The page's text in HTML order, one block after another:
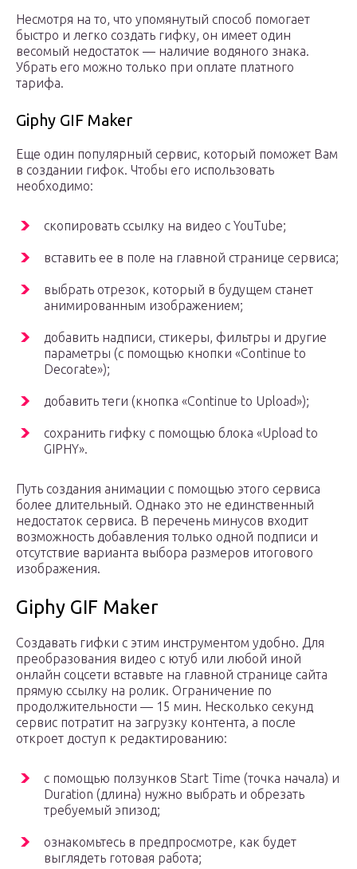
Несмотря на то, что упомянутый способ помогает
быстро и легко создать гифку, он имеет один
весомый недостаток — наличие водяного знака.
Убрать его можно только при оплате платного
тарифа.
Giphy GIF Maker
Еще один популярный сервис, который поможет Вам
в создании гифок. Чтобы его использовать
необходимо:
скопировать ссылку на видео с YouTube;
вставить ее в поле на главной странице сервиса;
выбрать отрезок, который в будущем станет
анимированным изображением;
добавить надписи, стикеры, фильтры и другие
параметры (с помощью кнопки «Continue to
Decorate»);
добавить теги (кнопка «Continue to Upload»);
сохранить гифку с помощью блока «Upload to
GIPHY».
Путь создания анимации с помощью этого сервиса
более длительный. Однако это не единственный
недостаток сервиса. В перечень минусов входит
возможность добавления только одной подписи и
отсутствие варианта выбора размеров итогового
изображения.
Giphy GIF Maker
Создавать гифки с этим инструментом удобно. Для
преобразования видео с ютуб или любой иной
онлайн соцсети вставьте на главной странице сайта
прямую ссылку на ролик. Ограничение по
продолжительности — 15 мин. Несколько секунд
сервис потратит на загрузку контента, а после
откроет доступ к редактированию:
с помощью ползунков Start Time (точка начала) и
Duration (длина) нужно выбрать и обрезать
требуемый эпизод;
ознакомьтесь в предпросмотре, как будет
выглядеть готовая работа;